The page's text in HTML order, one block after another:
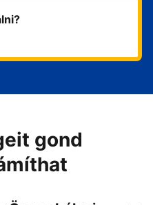
gond